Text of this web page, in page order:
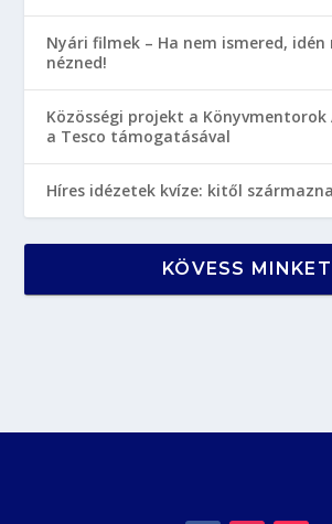
Nyári filmek – Ha nem ismered, idén
nézned!
Közösségi projekt a
a Tesco támogatásával
Híres idézetek kvíze: kitől
KÖVESS MINKET